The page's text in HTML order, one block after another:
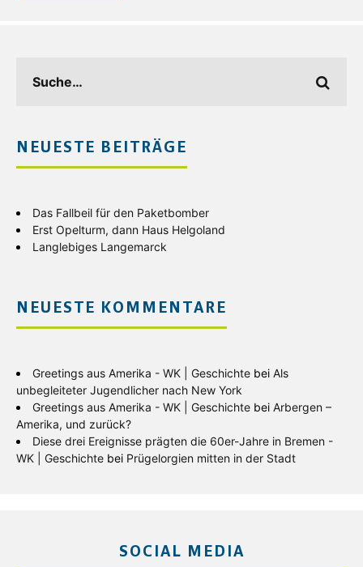
NEUESTE BEITRÄGE
Das Fallbeil für den Paketbomber
Erst Opelturm, dann Haus Helgoland
Langlebiges Langemarck
NEUESTE KOMMENTARE
Greetings aus Amerika - WK | Geschichte bei Als
unbegleiteter Jugendlicher nach New York
Greetings aus Amerika - WK | Geschichte bei Arbergen –
Amerika, und zurück?
Diese drei Ereignisse prägten die 60er-Jahre in Bremen -
WK | Geschichte bei Prügelorgien mitten in der Stadt
SOCIAL MEDIA